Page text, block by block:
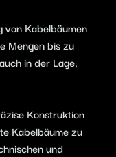
von Kabelbäumen
Mengen bis zu
in der Lage,
Konstruktion
Kabelbäume zu
und